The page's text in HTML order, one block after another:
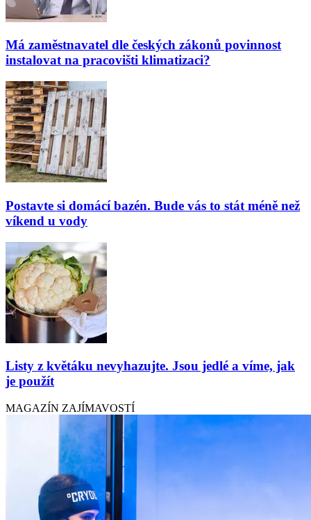
Má zaměstnavatel dle českých zákonů povinnost
instalovat na pracovišti klimatizaci?
Postavte si domácí bazén. Bude vás to stát méně než
víkend u vody
Listy z květáku nevyhazujte. Jsou jedlé a víme, jak
je použít
MAGAZÍN ZAJÍMAVOSTÍ